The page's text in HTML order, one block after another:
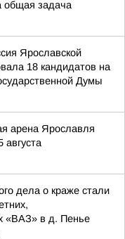
задача
Ярославской
18 кандидатов на
Думы
арена Ярославля
августа
дела о краже стали
«ВАЗ» в д. Пенье